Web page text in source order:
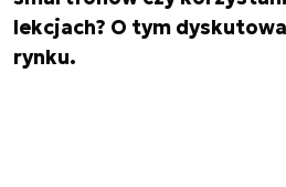
lekcjach? O tym
rynku.